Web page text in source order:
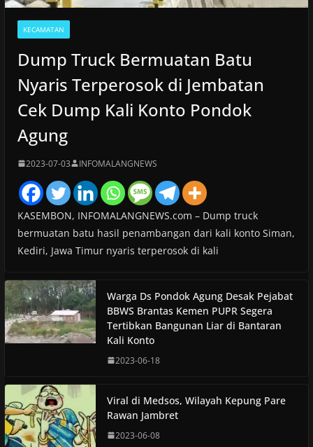
KECAMATAN
Dump Truck Bermuatan Batu
Nyaris Terperosok di Jembatan
Cek Dump Kali Konto Pondok
Agung
2023-07-03 INFOMALANGNEWS
KASEMBON, INFOMALANGNEWS.com – Dump truck
bermuatan batu hasil penambangan dari kali konto Siman,
Kediri, Jawa Timur nyaris terperosok di kali
Warga Ds Pondok Agung Desak Pejabat
BBWS Brantas Kemen PUPR Segera
Tertibkan Bangunan Liar di Bantaran
Kali Konto
2023-06-18
Viral di Medsos, Wilayah Kepung Pare
Rawan Jambret
2023-06-08